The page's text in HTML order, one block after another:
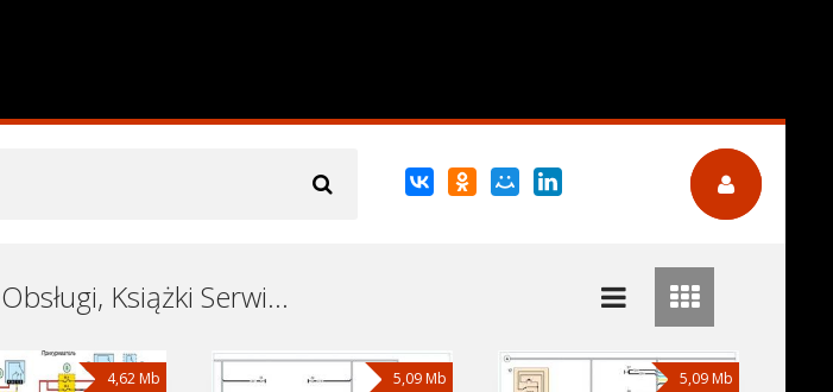
Samochody Dacia Instrukcje Obsługi, Książki Serwisowe i Naprawy Download - Pobierz za Darmo
4,62 Mb 5,09 Mb 5,09 Mb